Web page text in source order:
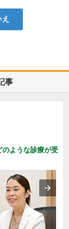
事
ような診療が受